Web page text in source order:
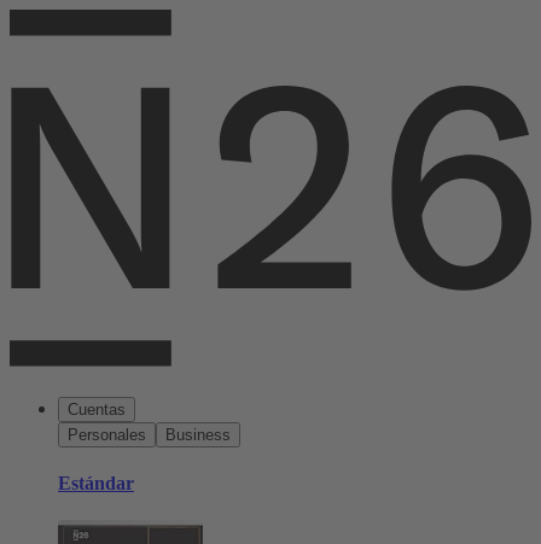
Cuentas
Personales
Business
Estándar